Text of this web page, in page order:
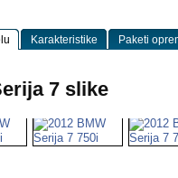
Karakteristike Paketi
7 slike